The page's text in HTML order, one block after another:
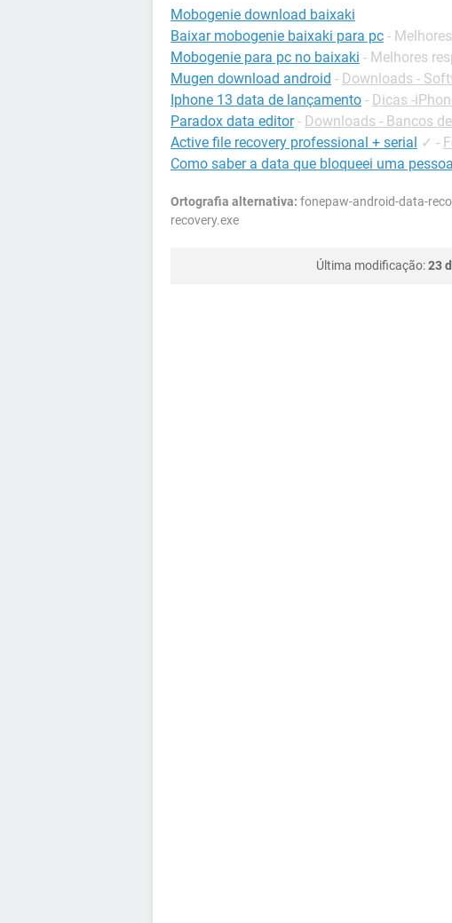
Mobogenie download baixaki
Baixar mobogenie baixaki para pc -
Mobogenie para pc no baixaki - Melhores
Mugen download android - Downloads -
Iphone 13 data de lançamento - Dicas -
Paradox data editor - Downloads - Bancos
Active file recovery professional + serial ✓ -
Como saber a data que bloqueei uma
Ortografia alternativa: fonepaw-android-data-
recovery.exe
Última modificação:23